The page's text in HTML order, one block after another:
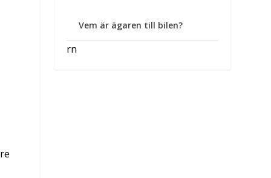
Vem är ägaren till bilen?
rn